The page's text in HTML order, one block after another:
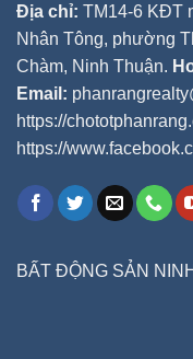
Địa chỉ: TM14-6 KĐT
Nhân Tông, phường
Chàm, Ninh Thuận.
Email:
https://
https://
BẤT ĐỘNG SẢN